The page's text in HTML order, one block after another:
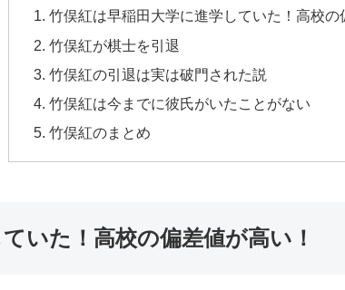
竹俣紅は早稲田大学に進学していた！高校の
竹俣紅が棋士を引退
竹俣紅の引退は実は破門された説
竹俣紅は今までに彼氏がいたことがない
竹俣紅のまとめ
いた！高校の偏差値が高い！